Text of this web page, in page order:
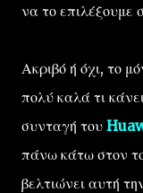
να το επιλέξουμε
Ακριβό ή όχι, το
πολύ καλά τι
συνταγή του
πάνω κάτω στον
βελτιώνει αυτή